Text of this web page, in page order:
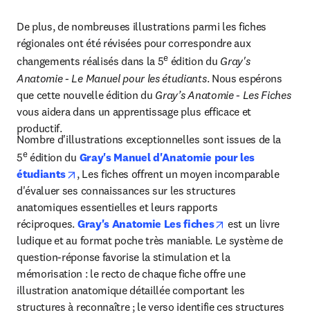
De plus, de nombreuses illustrations parmi les fiches
régionales ont été révisées pour correspondre aux
changements réalisés dans la 5e édition du Gray's
Anatomie - Le Manuel pour les étudiants. Nous espérons
que cette nouvelle édition du Gray’s Anatomie - Les Fiches
vous aidera dans un apprentissage plus efficace et
productif.
Nombre d'illustrations exceptionnelles sont issues de la
5e édition du Gray's Manuel d'Anatomie pour les
étudiants
opens in new tab/window
, Les fiches offrent un moyen incomparable
d'évaluer ses connaissances sur les structures
anatomiques essentielles et leurs rapports
réciproques. Gray's Anatomie Les fiches opens in new
est un livre
ludique et au format poche très maniable. Le système de
question-réponse favorise la stimulation et la
mémorisation : le recto de chaque fiche offre une
illustration anatomique détaillée comportant les
structures à reconnaître ; le verso identifie ces structures